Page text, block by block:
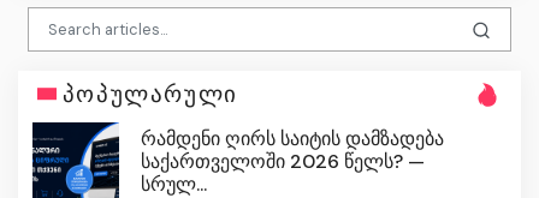
პოპულარული
რამდენი ღირს საიტის დამზადება
საქართველოში 2026 წელს? —
სრულ...